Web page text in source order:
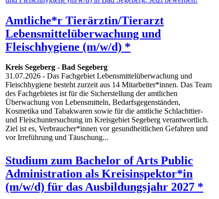
Amtliche*r Tierärztin/Tierarzt
Lebensmittelüberwachung und
Fleischhygiene (m/w/d) *
Kreis Segeberg - Bad Segeberg
31.07.2026 - Das Fachgebiet Lebensmittelüberwachung und
Fleischhygiene besteht zurzeit aus 14 Mitarbeiter*innen. Das Team
des Fachgebietes ist für die Sicherstellung der amtlichen
Überwachung von Lebensmitteln, Bedarfsgegenständen,
Kosmetika und Tabakwaren sowie für die amtliche Schlachttier-
und Fleischuntersuchung im Kreisgebiet Segeberg verantwortlich.
Ziel ist es, Verbraucher*innen vor gesundheitlichen Gefahren und
vor Irreführung und Täuschung...
Studium zum Bachelor of Arts Public
Administration als Kreisinspektor*in
(m/w/d) für das Ausbildungsjahr 2027 *